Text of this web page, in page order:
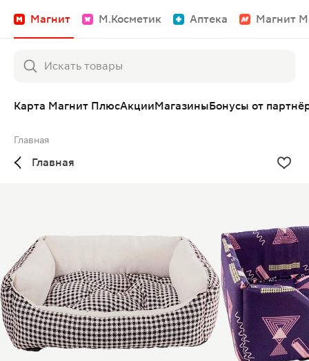
Магнит М.Косметик Аптека Магнит
Карта Магнит ПлюсАкцииМагазиныБонусы от
Главная
Главная